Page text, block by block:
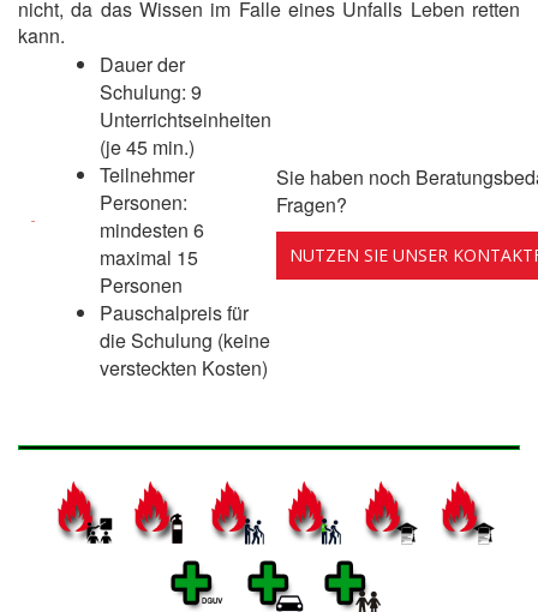
nicht, da das Wissen im Falle eines Unfalls Leben retten
kann.
Dauer der
Schulung: 9
Unterrichtseinheiten
(je 45 min.)
Teilnehmer
Personen:
mindesten 6
maximal 15
Personen
Pauschalpreis für
die Schulung (keine
versteckten Kosten)
Sie haben noch
Fragen?
NUTZEN SIE UNSER